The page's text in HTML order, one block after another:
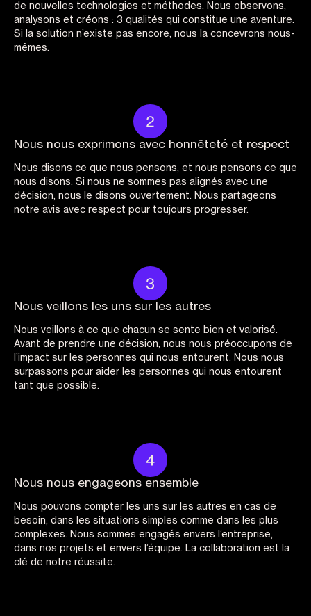
de nouvelles technologies et méthodes. Nous observons,
analysons et créons : 3 qualités qui constitue une aventure.
Si la solution n’existe pas encore, nous la concevrons nous-
mêmes.
Nous nous exprimons avec honnêteté et respect
Nous disons ce que nous pensons, et nous pensons ce que
nous disons. Si nous ne sommes pas alignés avec une
décision, nous le disons ouvertement. Nous partageons
notre avis avec respect pour toujours progresser.
Nous veillons les uns sur les autres
Nous veillons à ce que chacun se sente bien et valorisé.
Avant de prendre une décision, nous nous préoccupons de
l’impact sur les personnes qui nous entourent. Nous nous
surpassons pour aider les personnes qui nous entourent
tant que possible.
Nous nous engageons ensemble
Nous pouvons compter les uns sur les autres en cas de
besoin, dans les situations simples comme dans les plus
complexes. Nous sommes engagés envers l’entreprise,
dans nos projets et envers l’équipe. La collaboration est la
clé de notre réussite.